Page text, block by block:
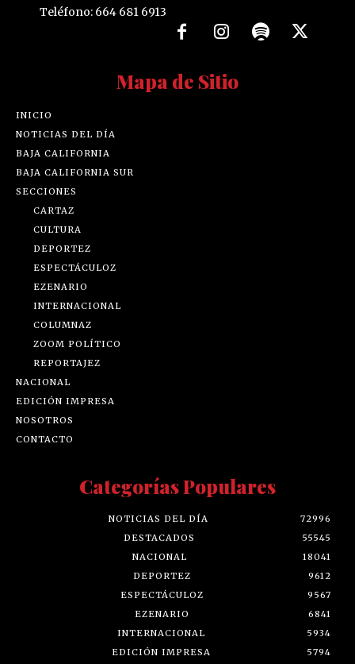
Teléfono: 664 681 6913
Mapa de Sitio
INICIO
NOTICIAS DEL DÍA
BAJA CALIFORNIA
BAJA CALIFORNIA SUR
SECCIONES
CARTAZ
CULTURA
DEPORTEZ
ESPECTÁCULOZ
EZENARIO
INTERNACIONAL
COLUMNAZ
ZOOM POLÍTICO
REPORTAJEZ
NACIONAL
EDICIÓN IMPRESA
NOSOTROS
CONTACTO
Categorías Populares
NOTICIAS DEL DÍA
72996
DESTACADOS
55545
NACIONAL
18041
DEPORTEZ
9612
ESPECTÁCULOZ
9567
EZENARIO
6841
INTERNACIONAL
5934
EDICIÓN IMPRESA
5794